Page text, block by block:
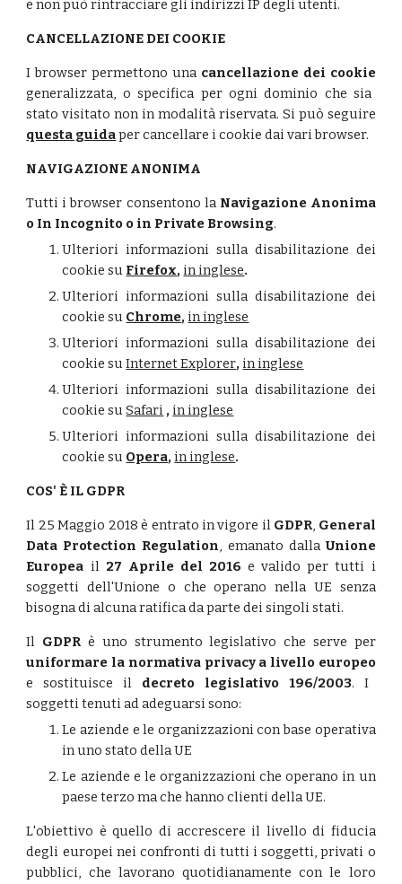
e non può rintracciare gli indirizzi IP degli utenti.
CANCELLAZIONE DEI COOKIE
I browser permettono una cancellazione dei cookie
generalizzata, o specifica per ogni dominio che sia
stato visitato non in modalità riservata. Si può seguire
questa guidaper cancellare i cookie dai vari browser.
NAVIGAZIONE ANONIMA
Tutti i browser consentono la Navigazione Anonima
o In Incognito o in Private Browsing.
Ulteriori informazioni sulla disabilitazione dei
cookie su Firefox, in inglese.
Ulteriori informazioni sulla disabilitazione dei
cookie su Chrome, in inglese
Ulteriori informazioni sulla disabilitazione dei
cookie suInternet Explorer, in inglese
Ulteriori informazioni sulla disabilitazione dei
cookie suSafari , in inglese
Ulteriori informazioni sulla disabilitazione dei
cookie su Opera, in inglese.
COS' È IL GDPR
Il 25 Maggio 2018 è entrato in vigore il GDPR, General
Data Protection Regulation, emanato dalla Unione
Europea il27 Aprile del 2016 e valido per tutti i
soggetti dell'Unione o che operano nella UE senza
bisogna di alcuna ratifica da parte dei singoli stati.
Il GDPR è uno strumento legislativo che serve per
uniformare la normativa privacy a livello europeo
e sostituisce il decreto legislativo 196/2003. I
soggetti tenuti ad adeguarsi sono:
Le aziende e le organizzazioni con base operativa
in uno stato della UE
Le aziende e le organizzazioni che operano in un
paese terzo ma che hanno clienti della UE.
L'obiettivo è quello di accrescere il livello di fiducia
degli europei nei confronti di tutti i soggetti, privati o
pubblici, che lavorano quotidianamente con le loro